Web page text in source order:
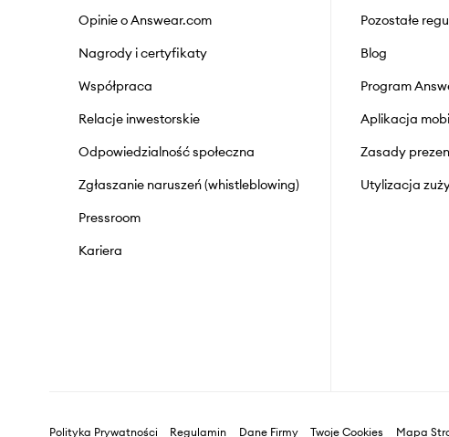
Opinie o Answear.com
Nagrody i certyfikaty
Współpraca
Relacje inwestorskie
Odpowiedzialność społeczna
Zgłaszanie naruszeń (whistleblowing)
Pressroom
Kariera
Pozostałe
Blog
Program
Aplikacja
Zasady
Utylizacja
Polityka Prywatności Regulamin Dane Firmy Twoje Cookies Mapa